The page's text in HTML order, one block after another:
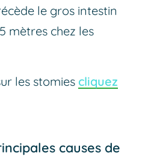
le gros intestin
mètres chez les
les stomies cliquez
causes de